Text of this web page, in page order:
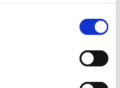
następujące dane
nazwisko, adres e-mail,
preferencje Użytkownika,
dane przetwarzane